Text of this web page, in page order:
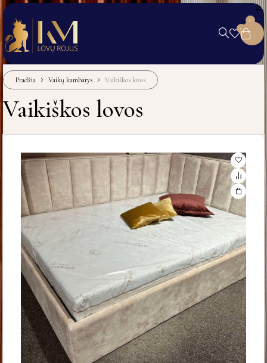
0
0
Pradžia Vaikų kambarys Vaikiškos lovos
Vaikiškos lovos